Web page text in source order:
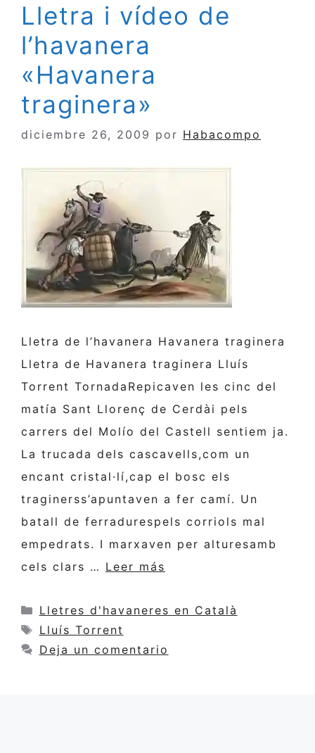
Lletra i vídeo de
l’havanera
«Havanera
traginera»
diciembre 26, 2009 por Habacompo
Lletra de l’havanera Havanera traginera
Lletra de Havanera traginera Lluís
Torrent TornadaRepicaven les cinc del
matía Sant Llorenç de Cerdài pels
carrers del Molío del Castell sentiem ja.
La trucada dels cascavells,com un
encant cristal·lí,cap el bosc els
traginerss’apuntaven a fer camí. Un
batall de ferradurespels corriols mal
empedrats. I marxaven per alturesamb
cels clars … Leer más
Categorías
Lletres d'havaneres en Català
Etiquetas
Lluís Torrent
Deja un comentario